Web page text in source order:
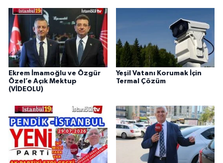
Ekrem İmamoğlu ve Özgür
Özel’e Açık Mektup
(VİDEOLU)
Yeşil Vatanı Korumak İçin
Termal Çözüm